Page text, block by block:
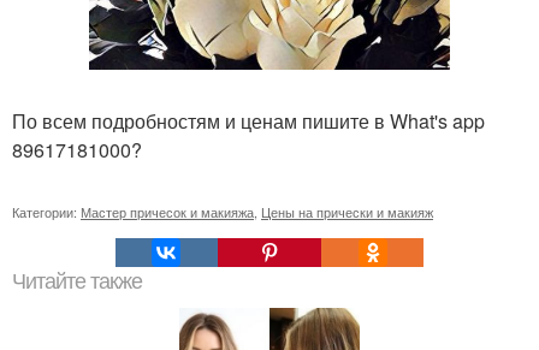
По всем подробностям и ценам пишите в What's app
89617181000?
Категории: Мастер причесок и макияжа Цены на прически и макияж
Читайте также